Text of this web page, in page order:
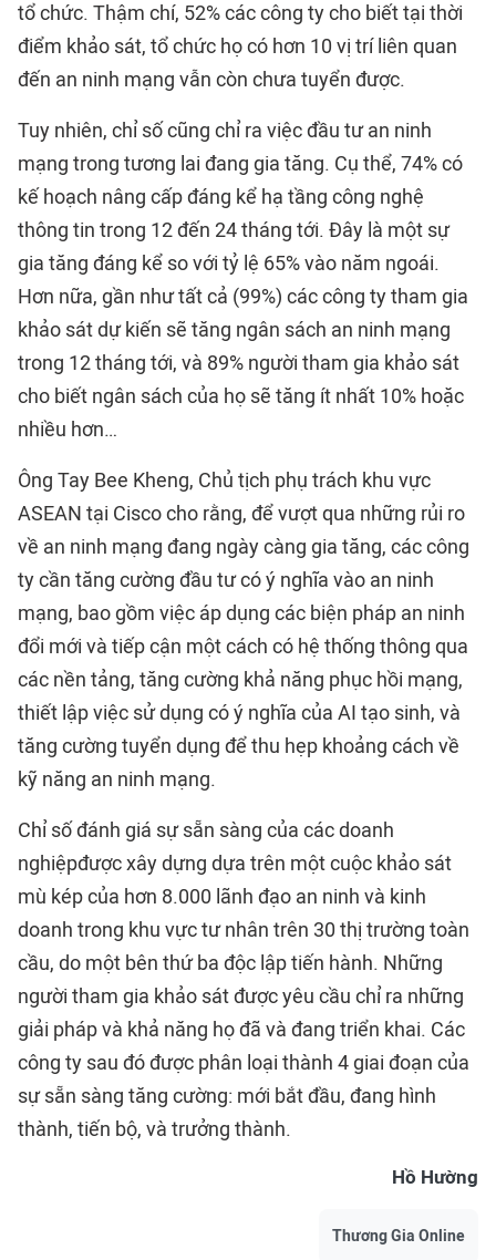
tổ chức. Thậm chí, 52% các công ty cho biết tại thời
điểm khảo sát, tổ chức họ có hơn 10 vị trí liên quan
đến an ninh mạng vẫn còn chưa tuyển được.
Tuy nhiên, chỉ số cũng chỉ ra việc đầu tư an ninh
mạng trong tương lai đang gia tăng. Cụ thể, 74% có
kế hoạch nâng cấp đáng kể hạ tầng công nghệ
thông tin trong 12 đến 24 tháng tới. Đây là một sự
gia tăng đáng kể so với tỷ lệ 65% vào năm ngoái.
Hơn nữa, gần như tất cả (99%) các công ty tham gia
khảo sát dự kiến sẽ tăng ngân sách an ninh mạng
trong 12 tháng tới, và 89% người tham gia khảo sát
cho biết ngân sách của họ sẽ tăng ít nhất 10% hoặc
nhiều hơn…
Ông Tay Bee Kheng, Chủ tịch phụ trách khu vực
ASEAN tại Cisco cho rằng, để vượt qua những rủi ro
về an ninh mạng đang ngày càng gia tăng, các công
ty cần tăng cường đầu tư có ý nghĩa vào an ninh
mạng, bao gồm việc áp dụng các biện pháp an ninh
đổi mới và tiếp cận một cách có hệ thống thông qua
các nền tảng, tăng cường khả năng phục hồi mạng,
thiết lập việc sử dụng có ý nghĩa của AI tạo sinh, và
tăng cường tuyển dụng để thu hẹp khoảng cách về
kỹ năng an ninh mạng.
Chỉ số đánh giá sự sẵn sàng của các doanh
nghiệpđược xây dựng dựa trên một cuộc khảo sát
mù kép của hơn 8.000 lãnh đạo an ninh và kinh
doanh trong khu vực tư nhân trên 30 thị trường toàn
cầu, do một bên thứ ba độc lập tiến hành. Những
người tham gia khảo sát được yêu cầu chỉ ra những
giải pháp và khả năng họ đã và đang triển khai. Các
công ty sau đó được phân loại thành 4 giai đoạn của
sự sẵn sàng tăng cường: mới bắt đầu, đang hình
thành, tiến bộ, và trưởng thành.
Hồ Hường
Thương Gia Online